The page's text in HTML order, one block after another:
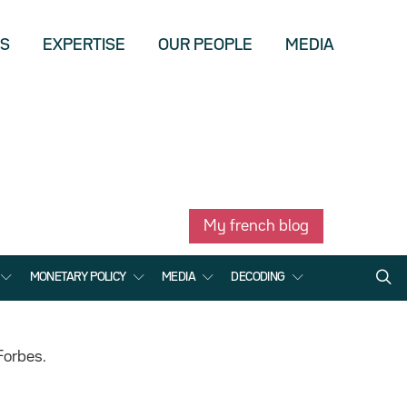
EXPERTISE OUR PEOPLE MEDIA
My french blog
MONETARY POLICY MEDIA DECODING